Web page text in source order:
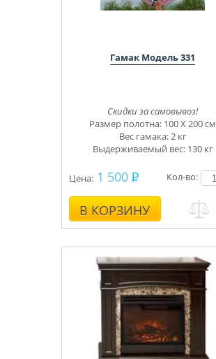
Гамак Модель 331
Скидки за самовывоз!
Размер полотна: 100 Х 200 см
Вес гамака: 2 кг
Выдерживаемый вес: 130 кг
Цена: 1 500
В КОРЗИНУ
Кол-во: